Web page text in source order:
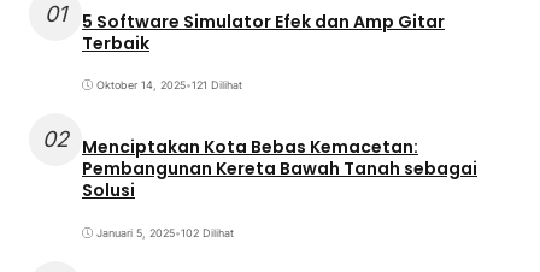
01
5 Software Simulator Efek dan Amp Gitar
Terbaik
Oktober 14, 2025•121 Dilihat
02 Menciptakan Kota Bebas Kemacetan:
Pembangunan Kereta Bawah Tanah sebagai
Solusi
Januari 5, 2025•102 Dilihat